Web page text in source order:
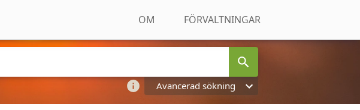
OM FÖRVALTNINGAR
Avancerad sökning